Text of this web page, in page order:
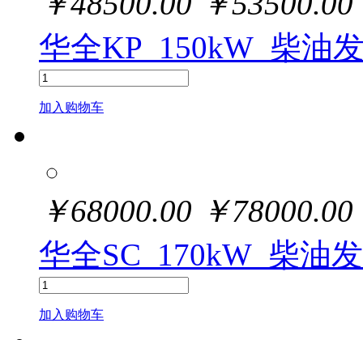
华全KP_150kW_柴油
加入购物车
￥68000.00 ￥78000.00
华全SC_170kW_柴油
加入购物车